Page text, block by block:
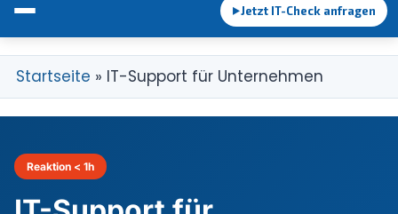
EDV-Betreuung
IT-Support & Helpdesk
IT-Outsourcing
Netzwerksicherheit
►Jetzt IT-Check anfragen
Startseite » IT-Support für Unternehmen
Reaktion < 1h